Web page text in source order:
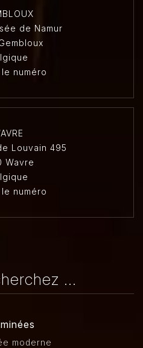
de Namur
numéro
Louvain 495
Wavre
numéro
...
moderne